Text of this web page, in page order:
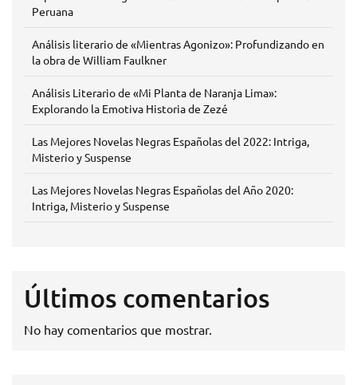
Peruana
Análisis literario de «Mientras Agonizo»: Profundizando en
la obra de William Faulkner
Análisis Literario de «Mi Planta de Naranja Lima»:
Explorando la Emotiva Historia de Zezé
Las Mejores Novelas Negras Españolas del 2022: Intriga,
Misterio y Suspense
Las Mejores Novelas Negras Españolas del Año 2020:
Intriga, Misterio y Suspense
Últimos comentarios
No hay comentarios que mostrar.